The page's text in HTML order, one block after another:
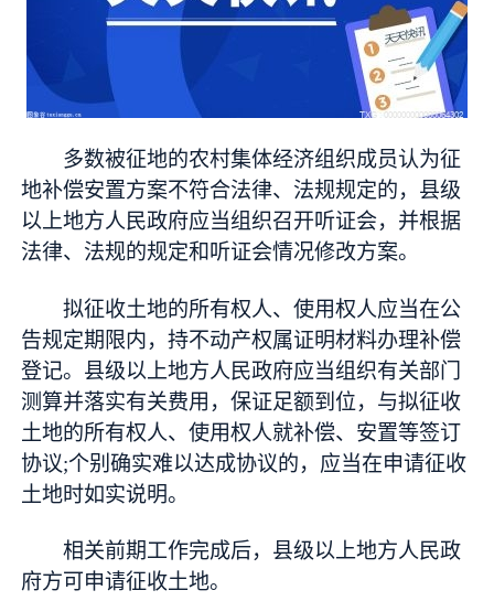
多数被征地的农村集体经济组织成员认为征
地补偿安置方案不符合法律、法规规定的，县级
以上地方人民政府应当组织召开听证会，并根据
法律、法规的规定和听证会情况修改方案。
拟征收土地的所有权人、使用权人应当在公
告规定期限内，持不动产权属证明材料办理补偿
登记。县级以上地方人民政府应当组织有关部门
测算并落实有关费用，保证足额到位，与拟征收
土地的所有权人、使用权人就补偿、安置等签订
协议;个别确实难以达成协议的，应当在申请征收
土地时如实说明。
相关前期工作完成后，县级以上地方人民政
府方可申请征收土地。